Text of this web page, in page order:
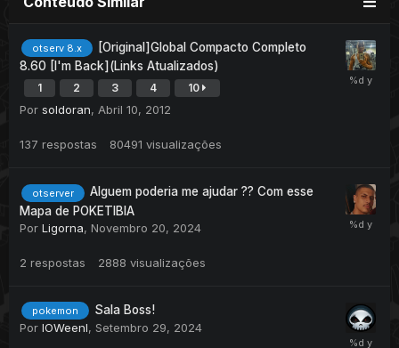
otserv 8.x
[Original]Global Compacto Completo
8.60 [I'm Back](Links Atualizados)
1 2 3 4 10
Por soldoran, Abril 10, 2012
137 respostas 80491 visualizações
otserver
Alguem poderia me ajudar ?? Com esse
Mapa de POKETIBIA
Por Ligorna, Novembro 20, 2024
2 respostas 2888 visualizações
pokemon
Sala Boss!
Por IOWeenI, Setembro 29, 2024